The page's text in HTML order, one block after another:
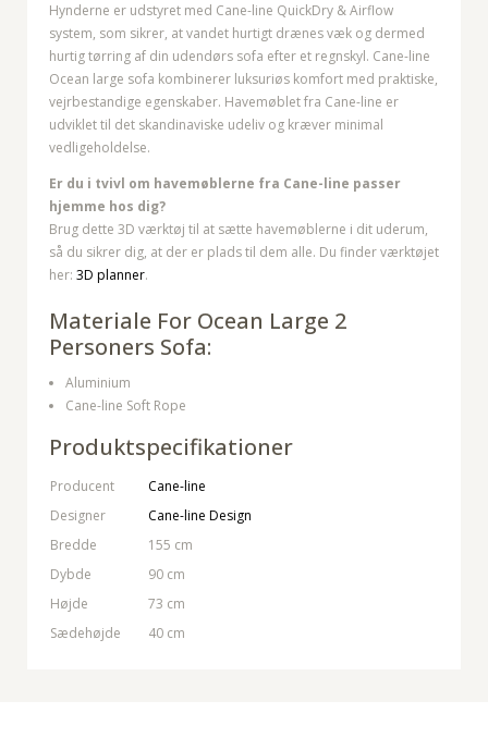
Hynderne er udstyret med Cane-line QuickDry & Airflow
system, som sikrer, at vandet hurtigt drænes væk og dermed
hurtig tørring af din udendørs sofa efter et regnskyl. Cane-line
Ocean large sofa kombinerer luksuriøs komfort med praktiske,
vejrbestandige egenskaber. Havemøblet fra Cane-line er
udviklet til det skandinaviske udeliv og kræver minimal
vedligeholdelse.
Er du i tvivl om havemøblerne fra Cane-line passer
hjemme hos dig?
Brug dette 3D værktøj til at sætte havemøblerne i dit uderum,
så du sikrer dig, at der er plads til dem alle. Du finder værktøjet
her: 3D planner.
Materiale For Ocean Large 2
Personers Sofa:
Aluminium
Cane-line Soft Rope
Produktspecifikationer
Producent
Cane-line
Designer
Cane-line Design
Bredde
155 cm
Dybde
90 cm
Højde
73 cm
Sædehøjde
40 cm